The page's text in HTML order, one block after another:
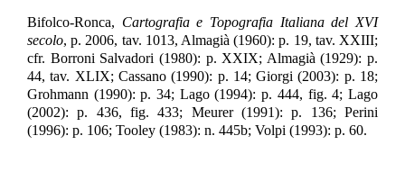
Bifolco-Ronca, Cartografia e Topografia Italiana del XVI
secolo, p. 2006, tav. 1013, Almagià (1960): p. 19, tav. XXIII;
cfr. Borroni Salvadori (1980): p. XXIX; Almagià (1929): p.
44, tav. XLIX; Cassano (1990): p. 14; Giorgi (2003): p. 18;
Grohmann (1990): p. 34; Lago (1994): p. 444, fig. 4; Lago
(2002): p. 436, fig. 433; Meurer (1991): p. 136; Perini
(1996): p. 106; Tooley (1983): n. 445b; Volpi (1993): p. 60.